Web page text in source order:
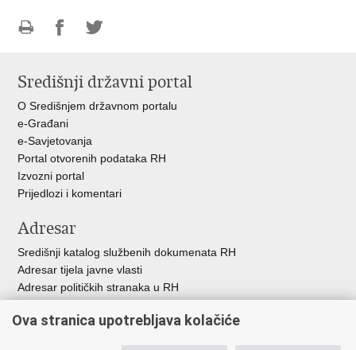
FacebookuTwitteru
Središnji državni portal
O Središnjem državnom portalu
e-Građani
e-Savjetovanja
Portal otvorenih podataka RH
Izvozni portal
Prijedlozi i komentari
Adresar
Središnji katalog službenih dokumenata RH
Adresar tijela javne vlasti
Adresar političkih stranaka u RH
Besplatni telefoni javne uprave
Ova stranica upotrebljava kolačiće